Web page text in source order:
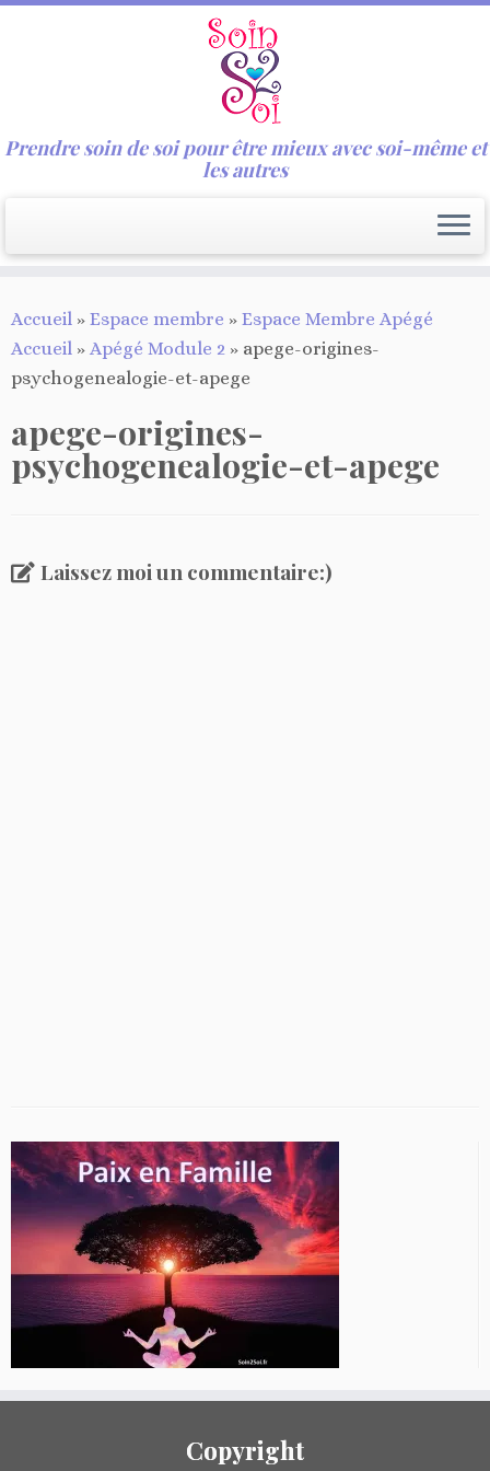
au
contenu
Prendre soin de soi pour être mieux avec soi-même et
les autres
Accueil » Espace membre » Espace Membre Apégé
Accueil » Apégé Module 2 » apege-origines-
psychogenealogie-et-apege
apege-origines-
psychogenealogie-et-apege
Laissez moi un commentaire:)
Copyright